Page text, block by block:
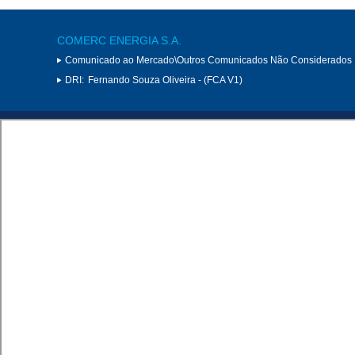
COMERC ENERGIA S.A.
Comunicado ao Mercado\Outros Comunicados Não Considerados
DRI: Fernando Souza Oliveira - (FCA V1)